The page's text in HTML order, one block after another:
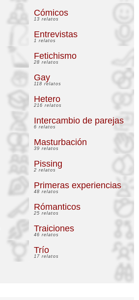
Cómicos
13 relatos
Entrevistas
1 relatos
Fetichismo
28 relatos
Gay
118 relatos
Hetero
216 relatos
Intercambio de parejas
6 relatos
Masturbación
39 relatos
Pissing
2 relatos
Primeras experiencias
48 relatos
Rómanticos
25 relatos
Traiciones
46 relatos
Trío
17 relatos